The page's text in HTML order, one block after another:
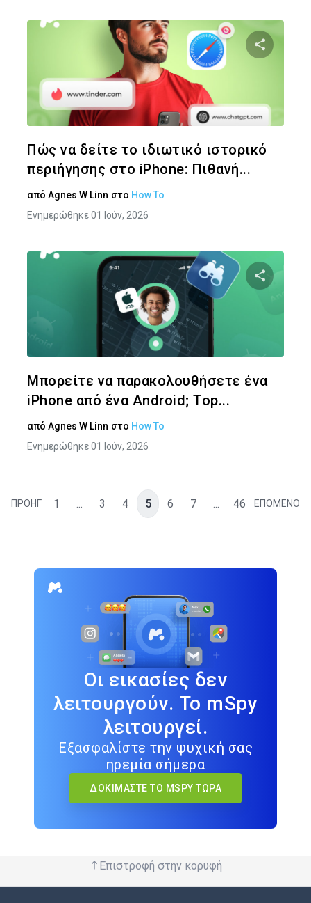
Πώς να δείτε το ιδιωτικό ιστορικό
περιήγησης στο iPhone: Πιθανή...
από Agnes W Linn στο How To
Ενημερώθηκε 01 Ιούν, 2026
Μπορείτε να παρακολουθήσετε ένα
iPhone από ένα Android; Top...
από Agnes W Linn στο How To
Ενημερώθηκε 01 Ιούν, 2026
ΠΡΟΗΓ 1 ... 3 4 5 6 7 ... 46 ΕΠΟΜΕΝΟ
Οι εικασίες δεν
λειτουργούν. Το mSpy
λειτουργεί.
Εξασφαλίστε την ψυχική σας
ηρεμία σήμερα
ΔΟΚΙΜΆΣΤΕ ΤΟ MSPY ΤΏΡΑ
Επιστροφή στην κορυφή